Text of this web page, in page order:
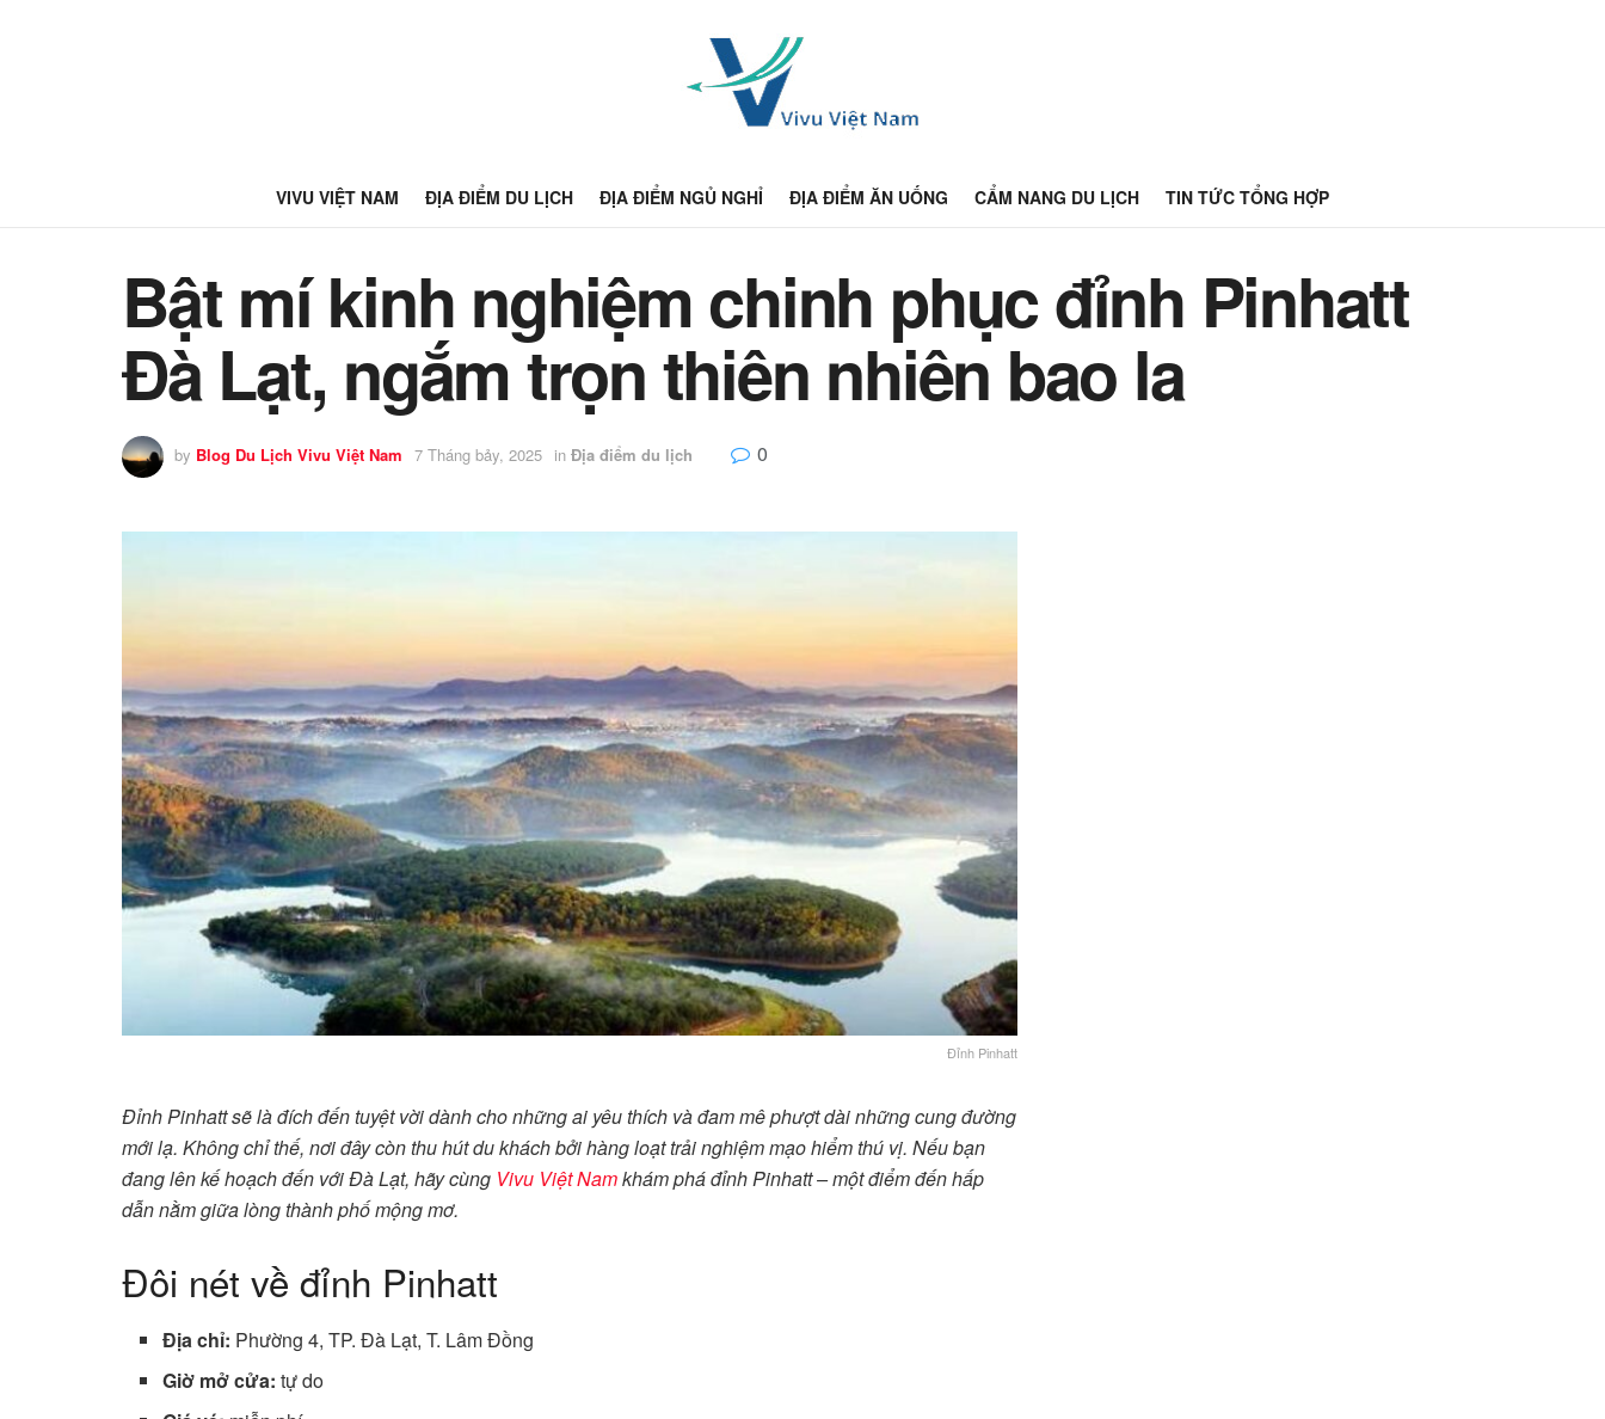
VIVU VIỆT NAM ĐỊA ĐIỂM DU LỊCH ĐỊA ĐIỂM NGỦ NGHỈ ĐỊA ĐIỂM ĂN UỐNG CẨM NANG DU LỊCH TIN TỨC TỔNG HỢP
Bật mí kinh nghiệm chinh phục đỉnh Pinhatt
Đà Lạt, ngắm trọn thiên nhiên bao la
by Blog Du Lịch Vivu Việt Nam 7 Tháng bảy, 2025 in Địa điểm du lịch 0
Đỉnh Pinhatt
Đỉnh Pinhatt sẽ là đích đến tuyệt vời dành cho những ai yêu thích và đam mê phượt dài những cung đường
mới lạ. Không chỉ thế, nơi đây còn thu hút du khách bởi hàng loạt trải nghiệm mạo hiểm thú vị. Nếu bạn
đang lên kế hoạch đến với Đà Lạt, hãy cùng Vivu Việt Namkhám phá đỉnh Pinhatt – một điểm đến hấp
dẫn nằm giữa lòng thành phố mộng mơ.
Đôi nét về đỉnh Pinhatt
Địa chỉ: Phường 4, TP. Đà Lạt, T. Lâm Đồng
Giờ mở cửa: tự do